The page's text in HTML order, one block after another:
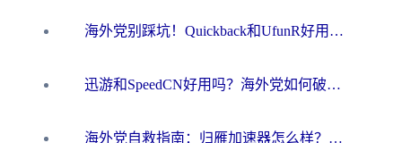
海外党别踩坑！Quickback和UfunR好用吗？选对回国加速器才能无缝刷国内资源
迅游和SpeedCN好用吗？海外党如何破解那道看不见的墙
海外党自救指南：归雁加速器怎么样？教你避开坑实现国内资源无缝访问